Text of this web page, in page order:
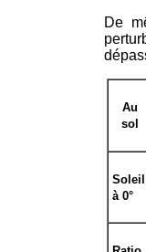
De
Au
sol
Soleil
à 0°